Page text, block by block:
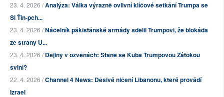
23. 4. 2026 /Analýza: Válka výrazně ovlivní klíčové setkání Trumpa se
Si Ťin-pch...
23. 4. 2026 /Náčelník pákistánské armády sdělil Trumpovi, že blokáda
ze strany U...
23. 4. 2026 /Dějiny v ozvěnách: Stane se Kuba Trumpovou Zátokou
sviní?
22. 4. 2026 /Channel 4 News: Děsivé ničení Libanonu, které provádí
Izrael